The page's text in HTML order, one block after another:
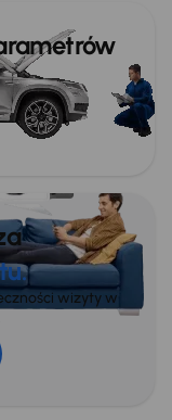
wizyty w